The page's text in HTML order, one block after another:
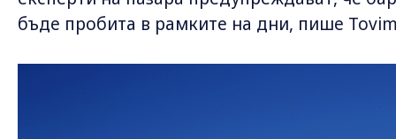
бъде пробита в рамките на дни, пише